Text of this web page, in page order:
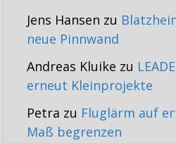
Jens Hansen zu
neue Pinnwand
Andreas Kluike zu
erneut Kleinprojekte
Petra zu Fluglärm auf
Maß begrenzen